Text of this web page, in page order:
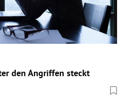
den Angriffen steckt